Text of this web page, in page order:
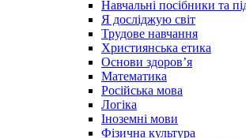
Навчальні посібники та
Я досліджую світ
Трудове навчання
Християнська етика
Основи здоров’я
Математика
Російська мова
Логіка
Іноземні мови
Фізична культура